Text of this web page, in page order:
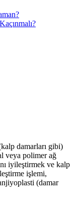
damarları gibi)
veya polimer ağ
iyileştirmek ve kalp
işlemi,
(damar